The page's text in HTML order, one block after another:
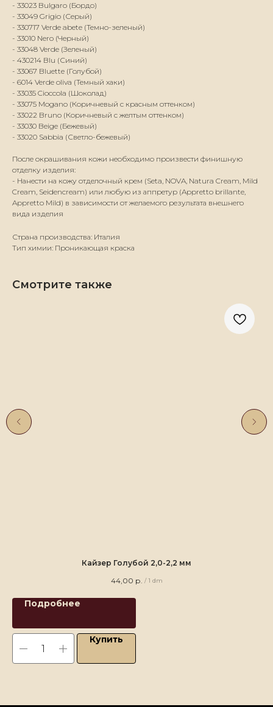
- 33023 Bulgaro (Бордо)
- 33049 Grigio (Серый)
- 330717 Verde abete (Темно-зеленый)
- 33010 Nero (Черный)
- 33048 Verde (Зеленый)
- 430214 Blu (Синий)
- 33067 Bluette (Голубой)
- 6014 Verde oliva (Темный хаки)
- 33035 Cioccola (Шоколад)
- 33075 Mogano (Коричневый с красным оттенком)
- 33022 Bruno (Коричневый с желтым оттенком)
- 33030 Beige (Бежевый)
- 33020 Sabbia (Светло-бежевый)
После окрашивания кожи необходимо произвести финишную
отделку изделия:
- Нанести на кожу отделочный крем (Seta, NOVA, Natura Cream, Mild
Cream, Seidencream) или любую из аппретур (Appretto brillante,
Appretto Mild) в зависимости от желаемого результата внешнего
вида изделия
Страна производства: Италия
Тип химии: Проникающая краска
Смотрите также
Кайзер Голубой 2,0-2,2 мм
44,00 р. / 1 dm
Подробнее
Купить